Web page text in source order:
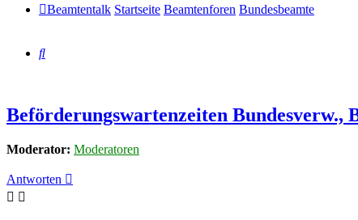
Beamtentalk Startseite Beamtenforen Bundesbeamte
Suche
Beförderungswartenzeiten Bundesverw.,
Moderator: Moderatoren
Antworten